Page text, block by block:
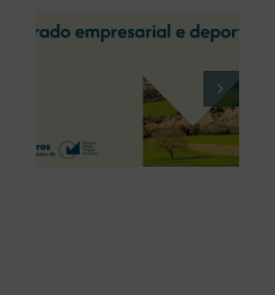
A OIPE e o
CRETUS
presentan as
últimas
innovacións en
restauración